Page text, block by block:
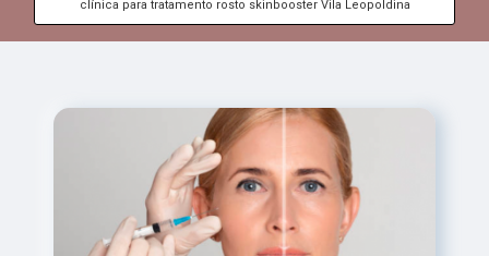
clínica para tratamento rosto skinbooster Vila Leopoldina